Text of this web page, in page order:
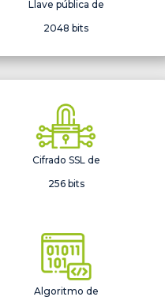
Llave pública de
2048 bits
Cifrado SSL de
256 bits
Algoritmo de